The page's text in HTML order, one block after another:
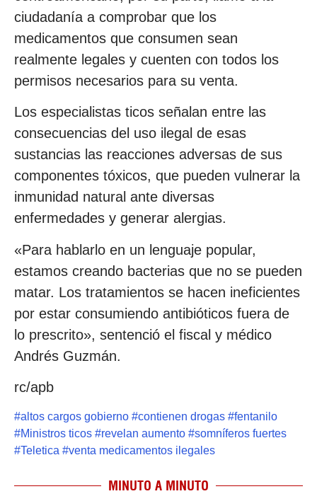
ciudadanía a comprobar que los
medicamentos que consumen sean
realmente legales y cuenten con todos los
permisos necesarios para su venta.
Los especialistas ticos señalan entre las
consecuencias del uso ilegal de esas
sustancias las reacciones adversas de sus
componentes tóxicos, que pueden vulnerar la
inmunidad natural ante diversas
enfermedades y generar alergias.
«Para hablarlo en un lenguaje popular,
estamos creando bacterias que no se pueden
matar. Los tratamientos se hacen ineficientes
por estar consumiendo antibióticos fuera de
lo prescrito», sentenció el fiscal y médico
Andrés Guzmán.
rc/apb
#altos cargos gobierno #contienen drogas #fentanilo
#Ministros ticos #revelan aumento #somníferos fuertes
#Teletica #venta medicamentos ilegales
MINUTO A MINUTO